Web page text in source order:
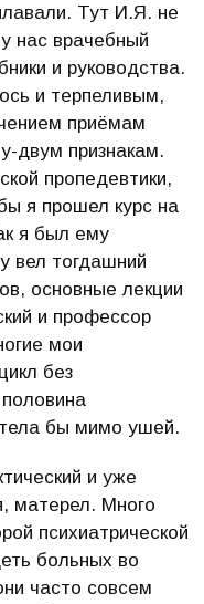
Тут И.Я. не
нас врачебный
и руководства.
и терпеливым,
приёмам
двум признакам.
пропедевтики,
я прошел курс на
я был ему
вел тогдашний
основные лекции
и профессор
мои
без
бы мимо ушей.
и уже
матерел. Много
психиатрической
больных во
часто совсем